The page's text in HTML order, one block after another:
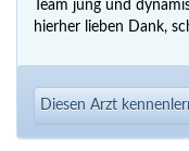
Team jung und
hierher lieben Dank,
Diesen Arzt